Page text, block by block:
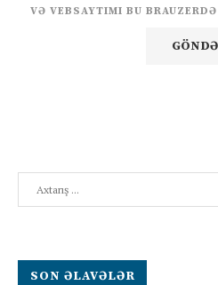
VƏ VEBSAYTIMI BU
SON ƏLAVƏLƏR